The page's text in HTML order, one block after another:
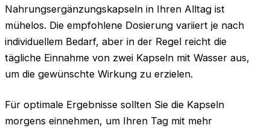
Nahrungsergänzungskapseln in Ihren Alltag ist
mühelos. Die empfohlene Dosierung variiert je nach
individuellem Bedarf, aber in der Regel reicht die
tägliche Einnahme von zwei Kapseln mit Wasser aus,
um die gewünschte Wirkung zu erzielen.
Für optimale Ergebnisse sollten Sie die Kapseln
morgens einnehmen, um Ihren Tag mit mehr